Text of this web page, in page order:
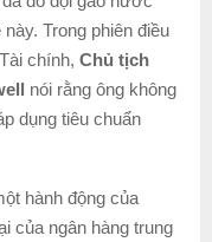
Trong phiên điều
chính, Chủ tịch
nói rằng ông không
dụng tiêu chuẩn
hành động của
của ngân hàng trung